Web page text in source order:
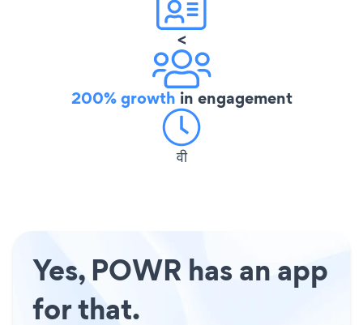
<
200% growth in engagement
वी
Yes, POWR has an app
for that.